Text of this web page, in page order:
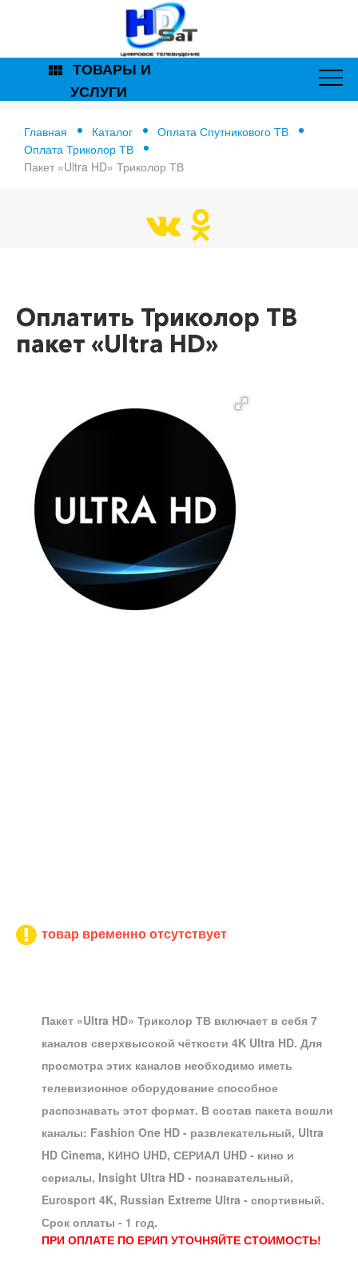
Главная Каталог
Оплата Спутникового ТВ
Оплата Триколор ТВ
Пакет «Ultra HD» Триколор ТВ
view_module ТОВАРЫ И
УСЛУГИ
Оплатить Триколор ТВ
пакет «Ultra HD»
товар временно отсутствует
Пакет «Ultra HD» Триколор ТВ включает в себя 7
каналов сверхвысокой чёткости 4K Ultra HD. Для
просмотра этих каналов необходимо иметь
телевизионное оборудование способное
распознавать этот формат. В состав пакета вошли
каналы: Fashion One HD - развлекательный, Ultra
HD Cinema, КИНО UHD, СЕРИАЛ UHD - кино и
сериалы, Insight Ultra HD - познавательный,
Eurosport 4K, Russian Extreme Ultra - спортивный.
Срок оплаты - 1 год.
ПРИ ОПЛАТЕ ПО ЕРИП УТОЧНЯЙТЕ СТОИМОСТЬ!